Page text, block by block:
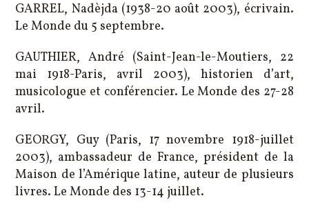
GARREL, Nadèjda (1938-20 août 2003), écrivain.
Le Monde du 5 septembre.
GAUTHIER, André (Saint-Jean-le-Moutiers, 22
mai 1918-Paris, avril 2003), historien d’art,
musicologue et conférencier. Le Monde des 27-28
avril.
GEORGY, Guy (Paris, 17 novembre 1918-juillet
2003), ambassadeur de France, président de la
Maison de l’Amérique latine, auteur de plusieurs
livres. Le Monde des 13-14 juillet.